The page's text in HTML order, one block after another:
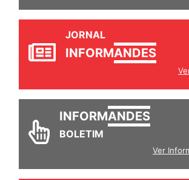
JORNAL
INFORMANDES
INFORMANDES
BOLETIM
Ver